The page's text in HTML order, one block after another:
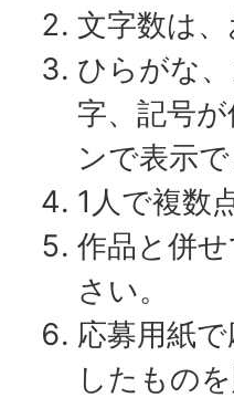
文字数は
ひらがな
字、記号
ンで表示
1人で複数
作品と併
さい。
応募用紙
したもの